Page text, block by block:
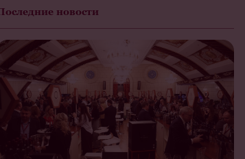
новости